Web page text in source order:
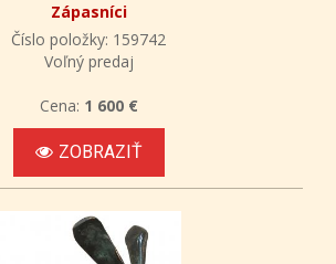
Zápasníci
Číslo položky: 159742
Voľný predaj
Cena: 1 600 €
ZOBRAZIŤ